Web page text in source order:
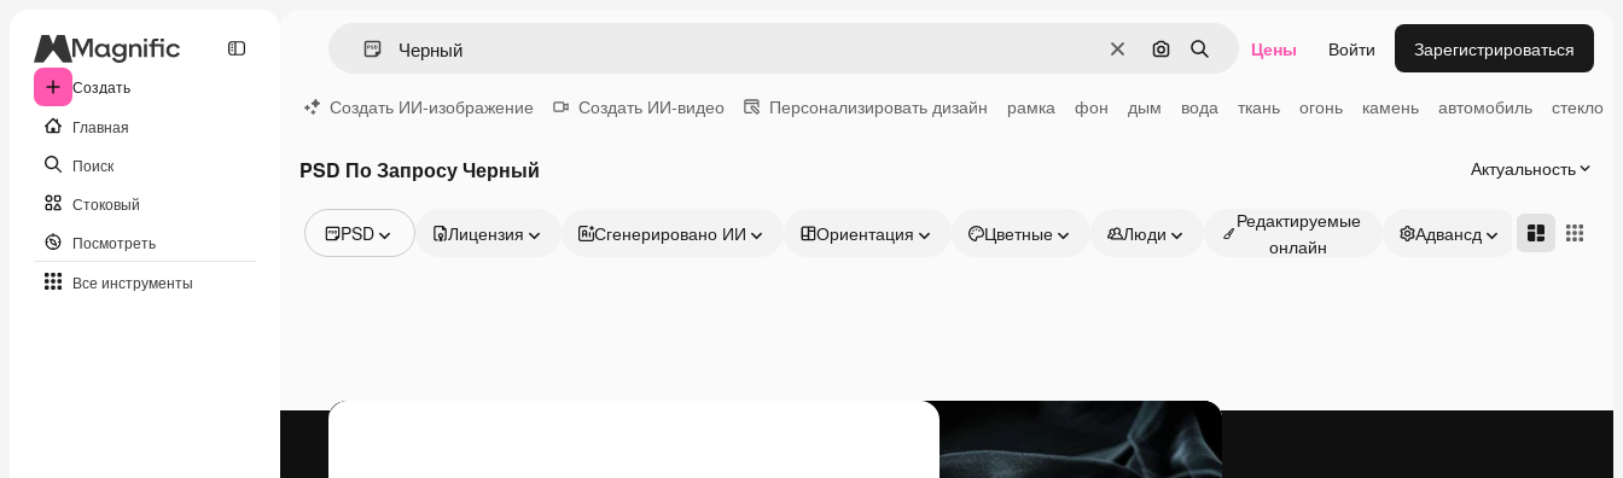
Создать
Главная
Поиск
Стоковый
Посмотреть
Все инструменты
ОчиститьПоиск по изображению
Поиск Цены Войти Зарегистрироваться
Создать ИИ-изображение Создать ИИ-видео Персонализировать дизайн рамка фон дым вода ткань огонь камень автомобиль стекло
PSD По Запросу Черный Актуальность
PSD
Видео
Лицензия Сгенерировано ИИ Ориентация Цветные Люди
Редактируемые
онлайн
Адвансд